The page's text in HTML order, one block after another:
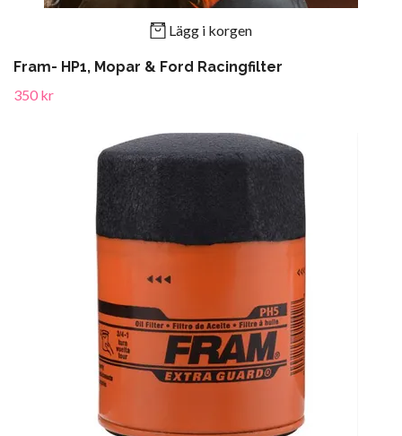
Lägg i korgen
Fram- HP1, Mopar & Ford Racingfilter
350 kr